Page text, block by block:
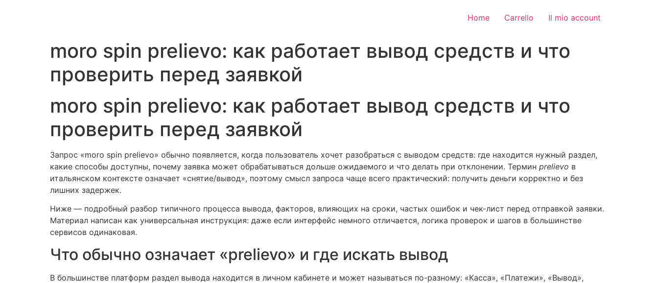
Home Carrello Il mio account
moro spin prelievo: как работает вывод средств и что
проверить перед заявкой
moro spin prelievo: как работает вывод средств и что
проверить перед заявкой
Запрос «moro spin prelievo» обычно появляется, когда пользователь хочет разобраться с выводом средств: где находится нужный раздел,
какие способы доступны, почему заявка может обрабатываться дольше ожидаемого и что делать при отклонении. Термин prelievo в
итальянском контексте означает «снятие/вывод», поэтому смысл запроса чаще всего практический: получить деньги корректно и без
лишних задержек.
Ниже — подробный разбор типичного процесса вывода, факторов, влияющих на сроки, частых ошибок и чек-лист перед отправкой заявки.
Материал написан как универсальная инструкция: даже если интерфейс немного отличается, логика проверок и шагов в большинстве
сервисов одинаковая.
Что обычно означает «prelievo» и где искать вывод
В большинстве платформ раздел вывода находится в личном кабинете и может называться по-разному: «Касса», «Платежи», «Вывод»,